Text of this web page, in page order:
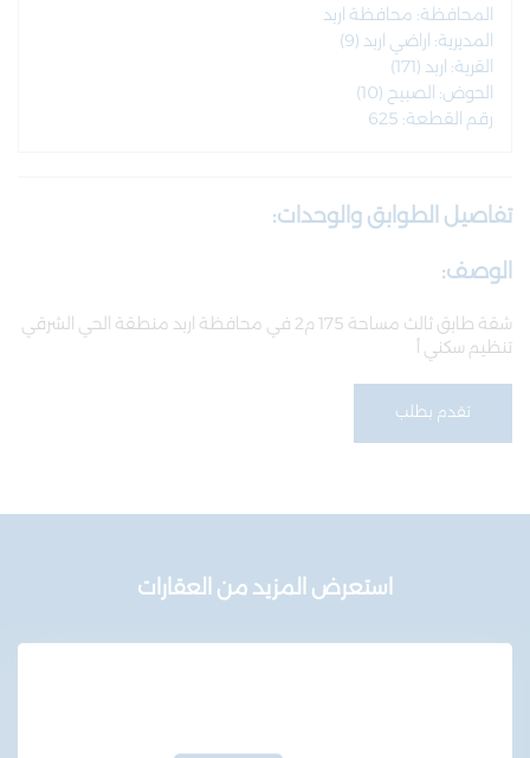
المحافظة: محافظة اربد
المديرية: اراضي اربد (9)
القرية: اربد (171)
الحوض: الصبيح (10)
رقم القطعة: 625
تفاصيل الطوابق والوحدات:
الوصف:
شقة طابق ثالث مساحة 175 م2 في محافظة اربد منطقة الحي الشرقي
تنظيم سكني أ
تقدم بطلب
استعرض المزيد من العقارات